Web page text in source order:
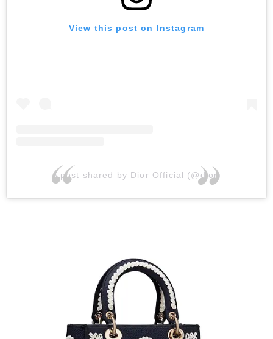
View this post on Instagram
A post shared by Dior Official (@dior)